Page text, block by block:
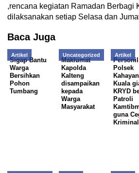
,rencana kegiatan Ramadan Berbagi
dilaksanakan setiap Selasa dan
Baca Juga
Artikel
Sigap Bantu
Warga
Bersihkan
Pohon
Tumbang
Uncategorized
Maklumat
Kapolda
Kalteng
disampaikan
kepada
Warga
Masyarakat
Artikel
Personil
Polsek
Kahayan
Kuala
KRYD
Patroli
guna